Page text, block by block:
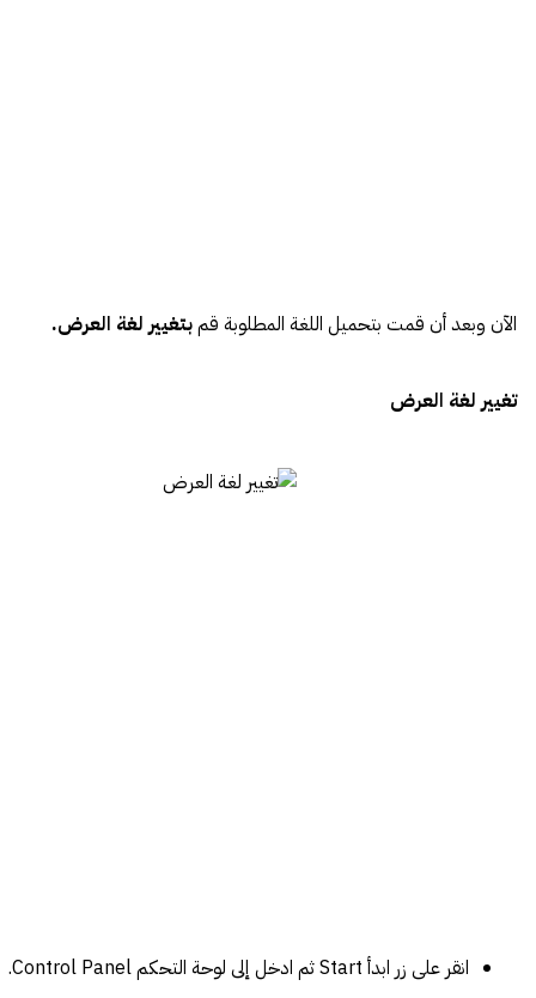
الآن وبعد أن قمت بتحميل اللغة المطلوبة قمبتغيير لغة العرض.
تغيير لغة العرض
انقر على زر ابدأ Start ثم ادخل إلى لوحة التحكم Control Panel.